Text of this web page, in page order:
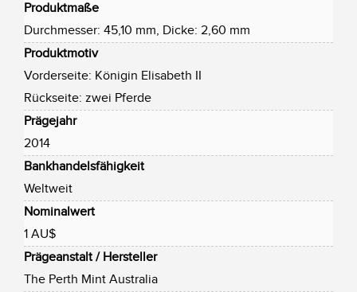
Produktmaße
Durchmesser: 45,10 mm, Dicke: 2,60 mm
Produktmotiv
Vorderseite: Königin Elisabeth II
Rückseite: zwei Pferde
Prägejahr
2014
Bankhandelsfähigkeit
Weltweit
Nominalwert
1 AU$
Prägeanstalt / Hersteller
The Perth Mint Australia